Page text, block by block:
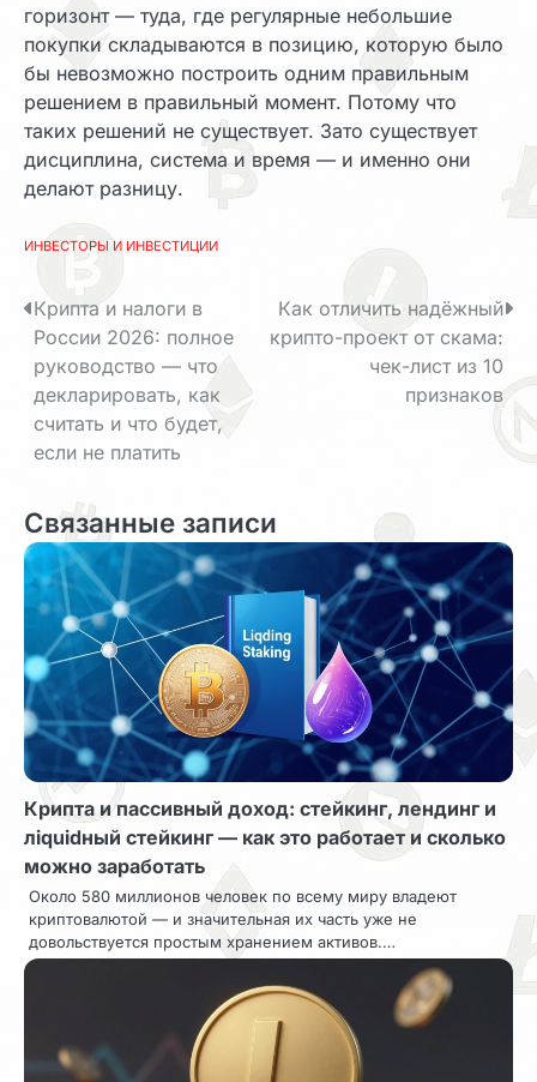
горизонт — туда, где регулярные небольшие
покупки складываются в позицию, которую было
бы невозможно построить одним правильным
решением в правильный момент. Потому что
таких решений не существует. Зато существует
дисциплина, система и время — и именно они
делают разницу.
ИНВЕСТОРЫ И ИНВЕСТИЦИИ
Н
а
в
и
а
ц
и
я
п
о
з
а
п
и
с
Крипта и налоги в
России 2026: полное
руководство — что
декларировать, как
считать и что будет,
если не платить
Как отличить надёжный
крипто-проект от скама:
чек-лист из 10
признаков
Связанные записи
Крипта и пассивный доход: стейкинг, лендинг и
лiquidный стейкинг — как это работает и сколько
можно заработать
Около 580 миллионов человек по всему миру владеют
криптовалютой — и значительная их часть уже не
довольствуется простым хранением активов.…